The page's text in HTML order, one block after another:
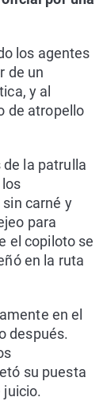
los agentes
de un
y al
de atropello
la patrulla
carné y
para
el copiloto se
en la ruta
en el
después.
su puesta
juicio.